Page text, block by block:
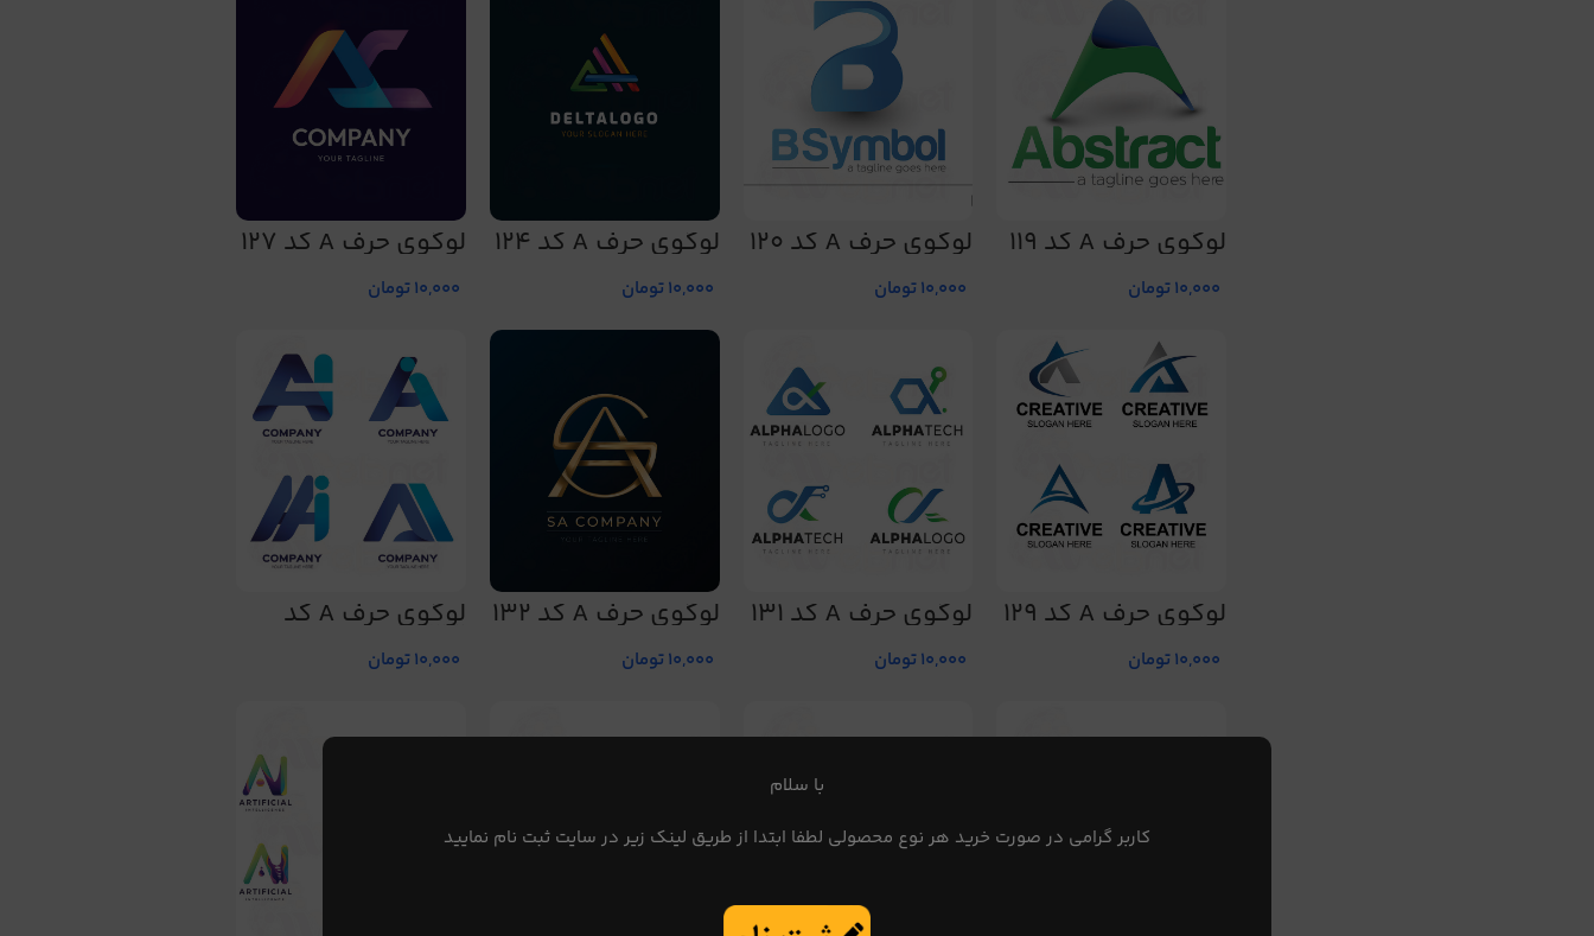
با سلام
کاربر گرامی در صورت خرید هر نوع محصولی لطفا ابتدا از طریق لینک زیر در سایت ثبت نام نمایید
لوگوی حرف A کد 119
10,000تومان
لوگوی حرف A کد 120
10,000تومان
لوگوی حرف A کد 124
10,000تومان
لوگوی حرف A کد 127
10,000تومان
لوگوی حرف A کد 129
10,000تومان
لوگوی حرف A کد 131
10,000تومان
لوگوی حرف A کد 132
10,000تومان
لوگوی حرف A کد
133
10,000تومان